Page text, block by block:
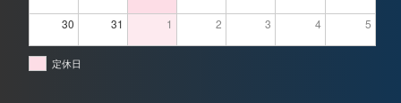
30 31 1 2 3 4 5
定休日